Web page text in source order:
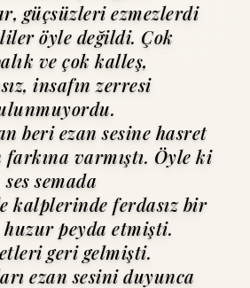
güçsüzleri ezmezlerdi
öyle değildi. Çok
ve çok kalleş,
insafın zerresi
beri ezan sesine hasret
farkına varmıştı. Öyle ki
ses semada
kalplerinde ferdasız bir
peyda etmişti.
geri gelmişti.
ezan sesini duyunca